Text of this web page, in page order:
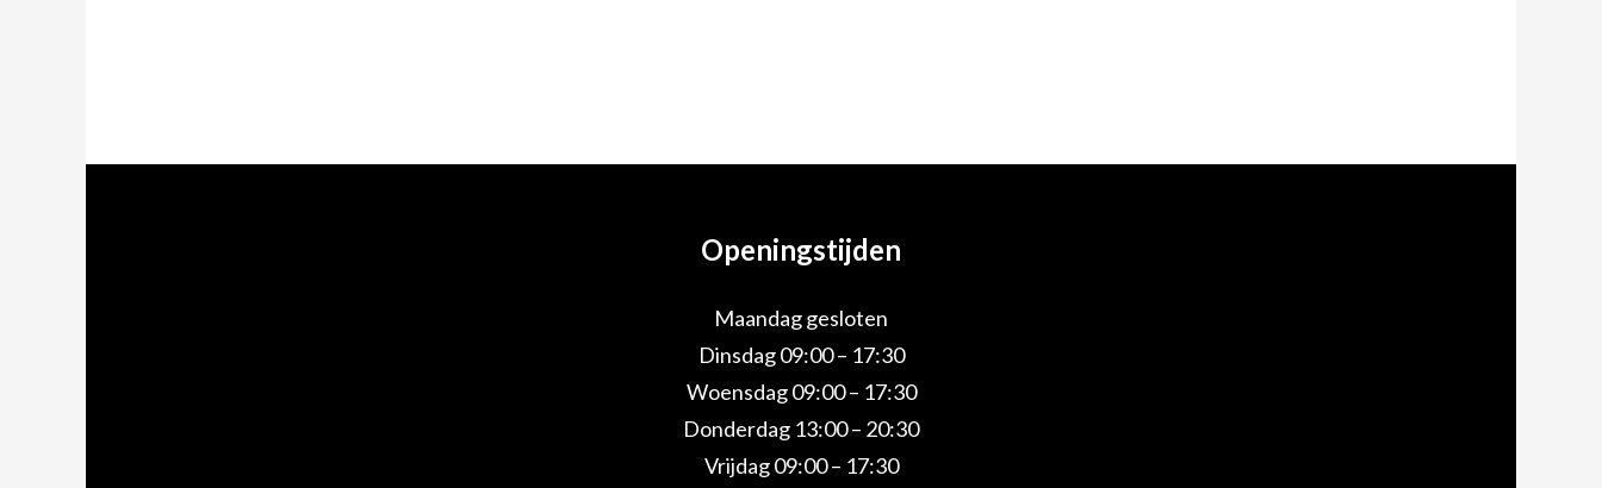
Openingstijden
Maandag gesloten
Dinsdag 09:00 – 17:30
Woensdag 09:00 – 17:30
Donderdag 13:00 – 20:30
Vrijdag 09:00 – 17:30